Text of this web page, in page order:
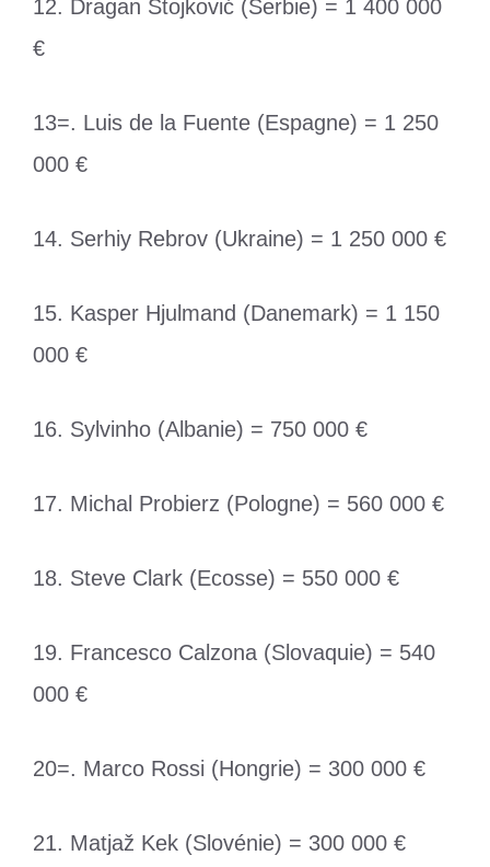
12. Dragan Stojković (Serbie) = 1 400 000
€
13=. Luis de la Fuente (Espagne) = 1 250
000 €
14. Serhiy Rebrov (Ukraine) = 1 250 000 €
15. Kasper Hjulmand (Danemark) = 1 150
000 €
16. Sylvinho (Albanie) = 750 000 €
17. Michal Probierz (Pologne) = 560 000 €
18. Steve Clark (Ecosse) = 550 000 €
19. Francesco Calzona (Slovaquie) = 540
000 €
20=. Marco Rossi (Hongrie) = 300 000 €
21. Matjaž Kek (Slovénie) = 300 000 €